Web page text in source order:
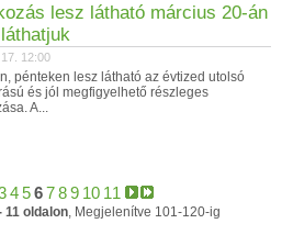
lesz látható március 20-án
12:00
pénteken lesz látható az évtized utolsó
és jól megfigyelhető részleges
A...
456789 10 11
11 oldalon, Megjelenítve 101-120-ig